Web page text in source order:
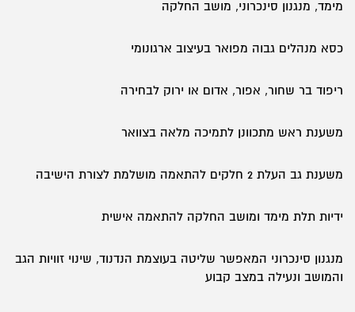
מימד, מנגנון סינכרוני, מושב החלקה
כסא מנהלים גבוה מפואר בעיצוב ארגונומי
ריפוד בר שחור, אפור, אדום או ירוק לבחירה
משענת ראש מתכוונן לתמיכה מלאה בצוואר
משענת גב העלת 2 חלקים להתאמה מושלמת לצורת הישיבה
ידיות תלת מימד ומושב החלקה להתאמה אישית
מנגנון סינכרוני המאפשר שליטה בעוצמת הנדנוד, שינוי זוויות הגב
והמושב ונעילה במצב קבוע